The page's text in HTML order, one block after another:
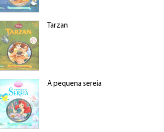
Tarzan
A pequena sereia